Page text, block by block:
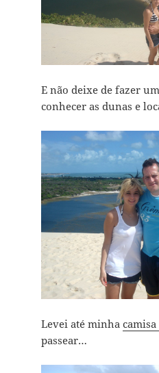
E não deixe de fazer
conhecer as dunas e
Levei até minha
passear…